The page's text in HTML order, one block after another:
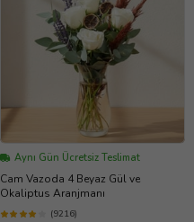
Aynı Gün Ücretsiz Teslimat
Cam Vazoda 4 Beyaz Gül ve
Okaliptus Aranjmanı
(9216)